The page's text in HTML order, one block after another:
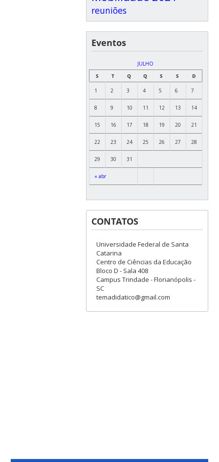
reuniões
Eventos
JULHO
S
T Q Q S S D
« abr
1 2 3 4 5 6 7
8 9 10 11 12 13 14
15 16 17 18 19 20 21
22 23 24 25 26 27 28
29 30 31
CONTATOS
Universidade Federal de Santa
Catarina
Centro de Ciências da Educação
Bloco D - Sala 408
Campus Trindade - Florianópolis -
SC
temadidatico@gmail.com